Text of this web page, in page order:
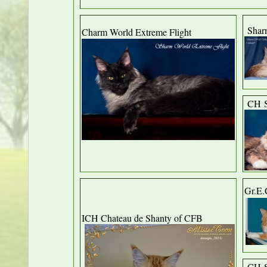
Charm World Extreme Flight
CH
ICH Chateau de Shanty of CFB